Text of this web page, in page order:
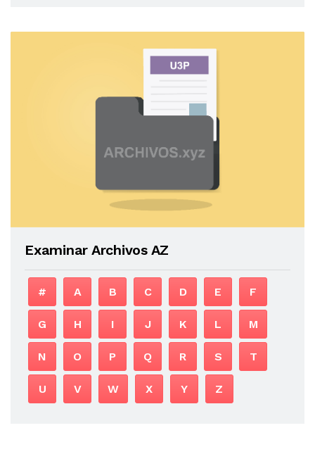
Examinar Archivos AZ
# A B C D E F
G H I J K L M
N O P Q R S T
U V W X Y Z